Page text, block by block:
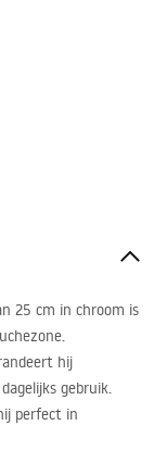
25 cm in chroom is
hij
gebruik.
perfect in